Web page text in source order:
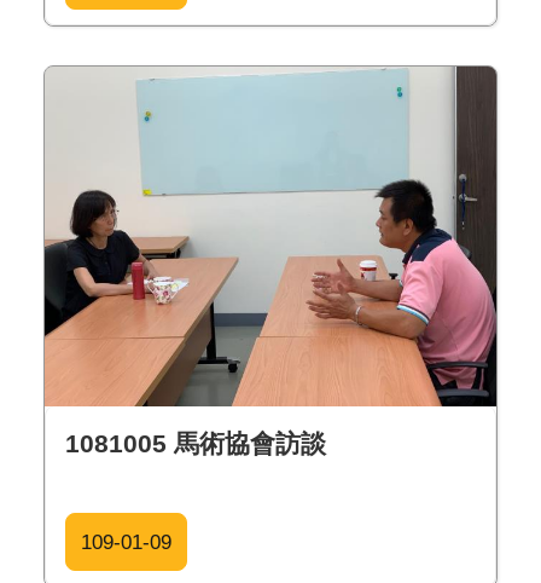
1081005 馬術協會訪談
109-01-09